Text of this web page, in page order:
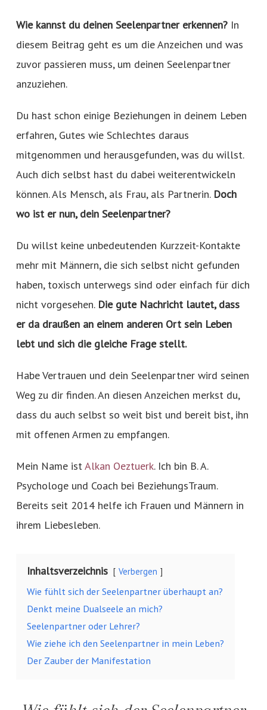
Wie kannst du deinen Seelenpartner erkennen? In
diesem Beitrag geht es um die Anzeichen und was
zuvor passieren muss, um deinen Seelenpartner
anzuziehen.
Du hast schon einige Beziehungen in deinem Leben
erfahren, Gutes wie Schlechtes daraus
mitgenommen und herausgefunden, was du willst.
Auch dich selbst hast du dabei weiterentwickeln
können. Als Mensch, als Frau, als Partnerin. Doch
wo ist er nun, dein Seelenpartner?
Du willst keine unbedeutenden Kurzzeit-Kontakte
mehr mit Männern, die sich selbst nicht gefunden
haben, toxisch unterwegs sind oder einfach für dich
nicht vorgesehen. Die gute Nachricht lautet, dass
er da draußen an einem anderen Ort sein Leben
lebt und sich die gleiche Frage stellt.
Habe Vertrauen und dein Seelenpartner wird seinen
Weg zu dir finden. An diesen Anzeichen merkst du,
dass du auch selbst so weit bist und bereit bist, ihn
mit offenen Armen zu empfangen.
Mein Name istAlkan Oeztuerk. Ich bin B. A.
Psychologe und Coach bei BeziehungsTraum.
Bereits seit 2014 helfe ich Frauen und Männern in
ihrem Liebesleben.
Inhaltsverzeichnis Verbergen
Wie fühlt sich der Seelenpartner überhaupt an?
Denkt meine Dualseele an mich?
Seelenpartner oder Lehrer?
Wie ziehe ich den Seelenpartner in mein Leben?
Der Zauber der Manifestation